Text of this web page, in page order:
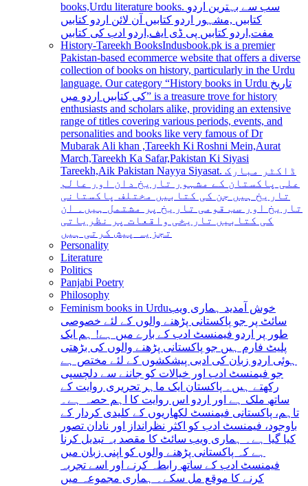
books,Urdu literature books. سب سے بہترین اردو
کتابیں ,مشہور اردو کتابیں آن لائن اردو کتابیں
مفت,اردو کتابیں پی ڈی ایف,اردو ادب کی کتابیں
History-Tareekh BooksIndusbook.pk is a premier
Pakistan-based ecommerce website that offers a diverse
collection of books on history, particularly in the Urdu
language. Our category “History books in Urdu تاریخ
کی کتابیں اردو میں” is a treasure trove for history
enthusiasts and scholars alike, providing an extensive
range of titles covering various periods, events, and
personalities and books like very famous of Dr
Mubarak Ali khan ,Tareekh Ki Roshni Mein,Aurat
March,Tareekh Ka Safar,Pakistan Ki Siyasi
Tareekh,Aik Pakistan Nayya Siyasat. ڈاکٹر مبارک
علی پاکستان کے مشہور تاریخ دان اور عالم
تاریخ ہیں جن کی کتابیں مختلف پاکستانی
تاریخ اور سب قومی تاریخ پر مشتمل ہیں۔ ان
کی کتابیں تاریخی واقعات پر نظریاتی
تجزیہ پیش کرتی ہیں
Personality
Literature
Politics
Panjabi Poetry
Philosophy
Feminism books in Urduخوش آمدید ہماری ویب
سائٹ پر جو پاکستانی پڑھنے والوں کے لئے خصوصی
طور پر اردو فیمنسٹ ادب کے بارے میں ہے! ہم ایک
پلیٹ فارم ہیں جو پاکستانی پڑھنے والوں کی بڑھتی
ہوئی اردو زبان کی ادبی پیشکشوں کے لئے مختص ہے
جو فیمنسٹ ادب اور خیالات کو جاننے سے دلچسپی
رکھتے ہیں۔ پاکستان ایک ماہر تحریری روایت کے
ساتھ ملک ہے اور اردو اس روایت کا اہم حصہ ہے۔
تاہم، پاکستانی فیمنسٹ لکھاریوں کے کلیدی کردار کے
باوجود، فیمنسٹ ادب کو اکثر نظرانداز اور نادان تصور
کیا گیا ہے۔ ہماری ویب سائٹ کا مقصد یہ تبدیل کرنا
ہے کہ پاکستانی پڑھنے والوں کو اپنی زبان میں
فیمنسٹ ادب کے ساتھ رابطہ کرنے اور اسے تجربہ
کرنے کا موقع مل سکے۔ ہماری مجموعہ میں